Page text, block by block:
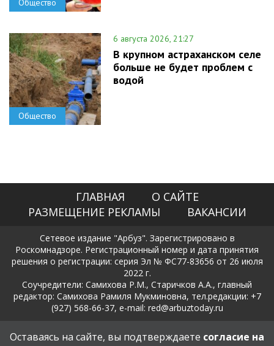
Общество
Общество
6 августа 2026, 21:27
В крупном астраханском селе
больше не будет проблем с
водой
ГЛАВНАЯ
О САЙТЕ
РАЗМЕЩЕНИЕ РЕКЛАМЫ
ВАКАНСИИ
Сетевое издание "Арбуз". Зарегистрировано в
Роскомнадзоре. Регистрационный номер и дата принятия
решения о регистрации: серия Эл № ФС77-83656 от 26 июля
2022 г.
Соучредители: Самихова Р.М., Старичков А.А., главный
редактор: Самихова Рамиля Мукминовна, тел.редакции: +7
(927) 568-66-37, e-mail: red@arbuztoday.ru
Политика в отношении обработки и защиты персональных
данных
Оставаясь на сайте, вы подтверждаете согласие на